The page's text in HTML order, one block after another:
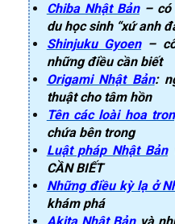
Chiba Nhật Bản– có
du học sinh “xứ anh
Shinjuku Gyoen–
những điều cần biết
Origami Nhật Bản:
thuật cho tâm hồn
Tên các loài hoa
chứa bên trong
Luật pháp Nhật Bản
CẦN BIẾT
Những điều kỳ lạ ở
khám phá